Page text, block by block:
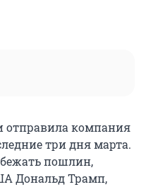
отправила компания
три дня марта.
пошлин,
Дональд Трамп,